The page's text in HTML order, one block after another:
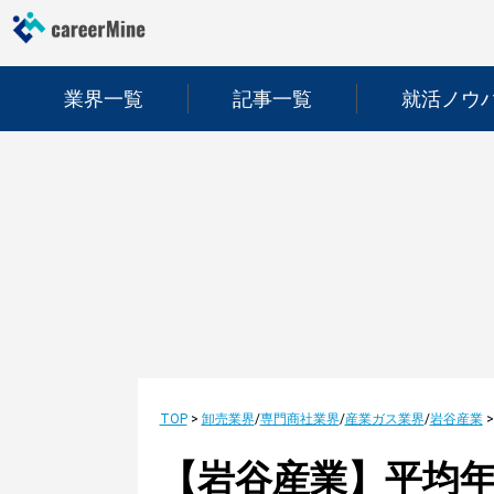
業界一覧 記事一覧 就活ノウ
TOP> 卸売業界/専門商社業界/産業ガス業界/岩谷産業
【岩谷産業】平均